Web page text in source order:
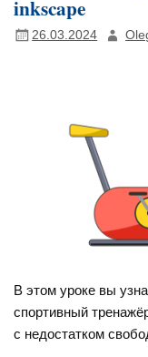
inkscape
26.03.2024
В этом уроке вы
спортивный
с недостатком